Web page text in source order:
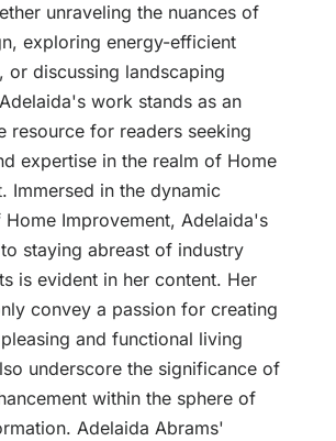
unraveling the nuances of
exploring energy-efficient
or discussing landscaping
work stands as an
resource for readers seeking
expertise in the realm of Home
Immersed in the dynamic
Home Improvement, Adelaida's
staying abreast of industry
is evident in her content. Her
convey a passion for creating
and functional living
underscore the significance of
within the sphere of
Adelaida Abrams'